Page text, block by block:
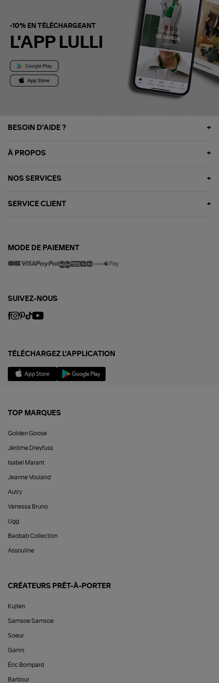
-10% EN TÉLÉCHARGEANT
L'APP LULLI
BESOIN D'AIDE ?
À PROPOS
NOS SERVICES
SERVICE CLIENT
MODE DE PAIEMENT
SUIVEZ-NOUS
TÉLÉCHARGEZ L'APPLICATION
TOP MARQUES
Golden Goose
Jérôme Dreyfuss
Isabel Marant
Jeanne Vouland
Autry
Vanessa Bruno
Ugg
Baobab Collection
Assouline
CRÉATEURS PRÊT-À-PORTER
Kujten
Samsoe Samsoe
Soeur
Ganni
Éric Bompard
Barbour